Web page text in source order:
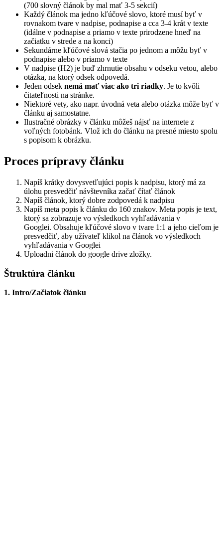
(700 slovný článok by mal mať 3-5 sekcií)
Každý článok ma jedno kľúčové slovo, ktoré musí byť v
rovnakom tvare v nadpise, podnapise a cca 3-4 krát v texte
(idálne v podnapise a priamo v texte prirodzene hneď na
začiatku v strede a na konci)
Sekundárne kľúčové slová stačia po jednom a môžu byť v
podnapise alebo v priamo v texte
V nadpise (H2) je buď zhrnutie obsahu v odseku vetou, alebo
otázka, na ktorý odsek odpovedá.
Jeden odsek nemá mať viac ako tri riadky. Je to kvôli
čitateľnosti na stránke.
Niektoré vety, ako napr. úvodná veta alebo otázka môže byť v
článku aj samostatne.
Ilustračné obrázky v článku môžeš nájsť na internete z
voľných fotobánk. Vlož ich do článku na presné miesto spolu
s popisom k obrázku.
Proces prípravy článku
Napíš krátky dovysvetľujúci popis k nadpisu, ktorý má za
úlohu presvedčiť návštevníka začať čítať článok
Napíš článok, ktorý dobre zodpovedá k nadpisu
Napíš meta popis k článku do 160 znakov. Meta popis je text,
ktorý sa zobrazuje vo výsledkoch vyhľadávania v
Googlei. Obsahuje kľúčové slovo v tvare 1:1 a jeho cieľom je
presvedčiť, aby užívateľ klikol na článok vo výsledkoch
vyhľadávania v Googlei
Uploadni článok do google drive zložky.
Štruktúra článku
1. Intro/Začiatok článku